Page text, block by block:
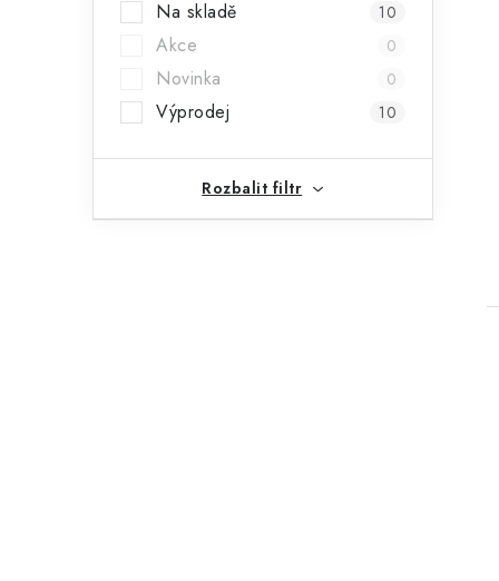
í
a
Na skladě
10
Akce 0
Novinka 0
Výprodej 10
Rozbalit filtr